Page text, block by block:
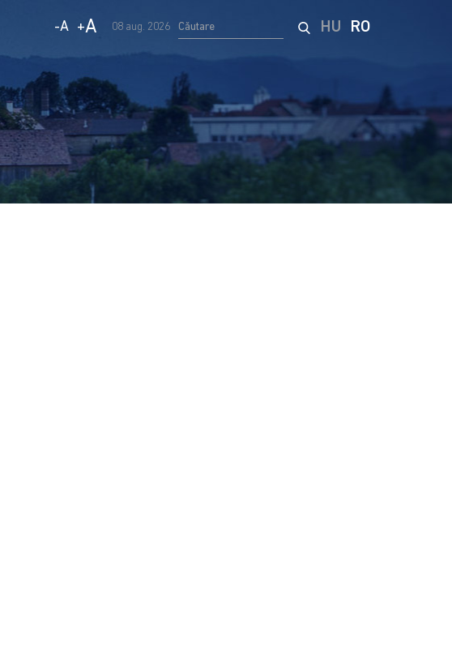
-A +A 08 aug. 2026 HU RO